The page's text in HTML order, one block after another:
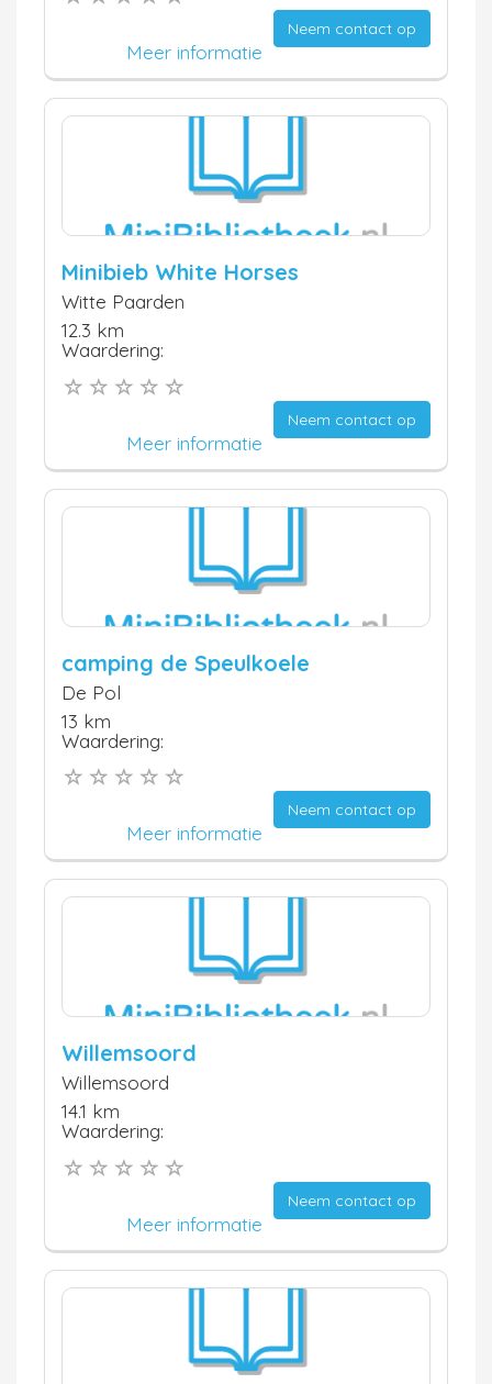
Neem contact op
Meer informatie
Minibieb White Horses
Witte Paarden
12.3 km
Waardering:
Neem contact op
Meer informatie
camping de Speulkoele
De Pol
13 km
Waardering:
Neem contact op
Meer informatie
Willemsoord
Willemsoord
14.1 km
Waardering:
Neem contact op
Meer informatie